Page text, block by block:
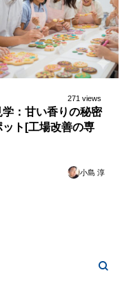
271 views
：甘い香りの秘密
ト[工場改善の専
小島 淳